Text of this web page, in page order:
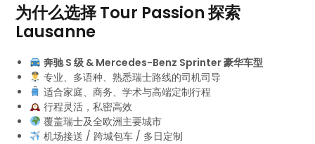
为什么选择 Tour Passion 探索
Lausanne
奔驰 S 级 & Mercedes-Benz Sprinter 豪华车型
专业、多语种、熟悉瑞士路线的司机司导
适合家庭、商务、学术与高端定制行程
行程灵活，私密高效
覆盖瑞士及全欧洲主要城市
机场接送 / 跨城包车 / 多日定制